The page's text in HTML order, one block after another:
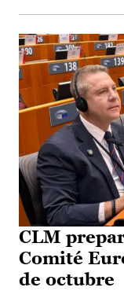
CLM
Comité
de octubre